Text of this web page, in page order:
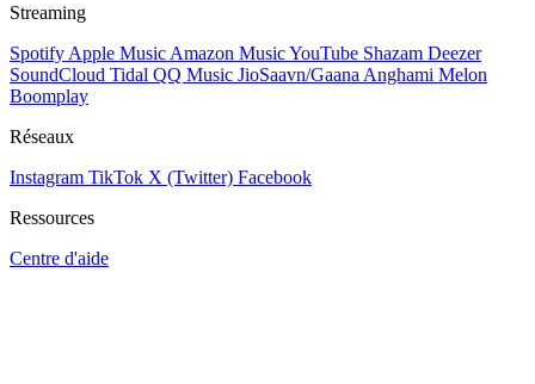
Streaming
Spotify Apple Music Amazon MusicYouTube Shazam Deezer
SoundCloud Tidal QQ Music JioSaavn/Gaana Anghami Melon
Boomplay
Réseaux
Instagram TikTok X (Twitter) Facebook
Ressources
Centre d'aide